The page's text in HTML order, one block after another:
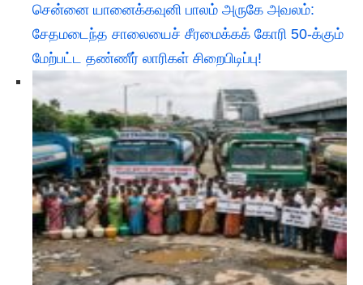
சென்னை யானைக்கவுனி பாலம் அருகே அவலம்:
சேதமடைந்த சாலையைச் சீரமைக்கக் கோரி 50-க்கும்
மேற்பட்ட தண்ணீர் லாரிகள் சிறைபிடிப்பு!